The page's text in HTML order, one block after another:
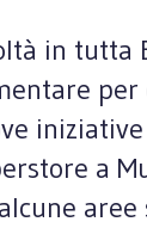
in tutta
a